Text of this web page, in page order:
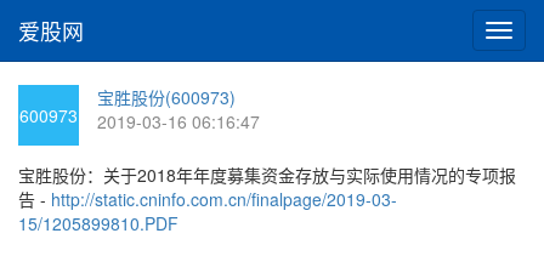
切
换
爱股网
600973
宝胜股份(600973)
2019-03-16 06:16:47
宝胜股份：关于2018年年度募集资金存放与实际使用情况的专项报
告 - http://static.cninfo.com.cn/finalpage/2019-03-
15/1205899810.PDF